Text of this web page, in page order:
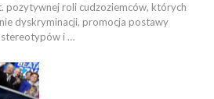
pozytywnej roli cudzoziemców, których
dyskryminacji, promocja postawy
stereotypów i …